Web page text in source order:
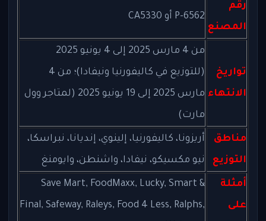
رقم
المصنع
P-6562 أو CA5330
تواريخ
الانتهاء
من 4 مارس 2025 إلى 4 يونيو 2025
(للتوزيع في كاليفورنيا ونيفادا)؛ من 4
مارس 2025 إلى 19 يونيو 2025 (لمتاجر وول
مارت)
مناطق
التوزيع
أريزونا، كاليفورنيا، إلينوي، إنديانا، نبراسكا،
نيو مكسيكو، نيفادا، واشنطن، وايومنغ
أمثلة
على
Save Mart, FoodMaxx, Lucky, Smart &
Final, Safeway, Raleys, Food 4 Less, Ralphs,